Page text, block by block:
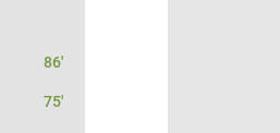
86'
75'